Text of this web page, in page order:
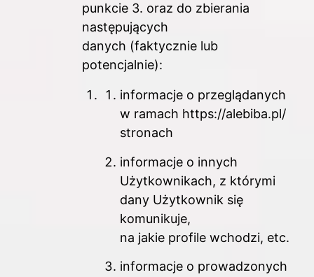
punkcie 3. oraz do zbierania
następujących
danych (faktycznie lub
potencjalnie):
informacje o przeglądanych
w ramach https://alebiba.pl/
stronach
informacje o innych
Użytkownikach, z którymi
dany Użytkownik się
komunikuje,
na jakie profile wchodzi, etc.
informacje o prowadzonych